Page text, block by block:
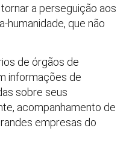
a perseguição aos
humanidade, que não
de órgãos de
informações de
sobre seus
acompanhamento de
empresas do